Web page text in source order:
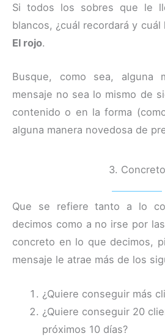
Si todos los sobres que le
blancos, ¿cuál recordará y cuál
El rojo.
Busque, como sea, alguna
mensaje no sea lo mismo de
contenido o en la forma
alguna manera novedosa de
3. Concreto
Que se refiere tanto a lo
decimos como a no irse por
concreto en lo que decimos,
mensaje le atrae más de los
¿Quiere conseguir más
¿Quiere conseguir 20
próximos 10 días?